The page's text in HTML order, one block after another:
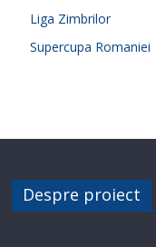
Liga Zimbrilor
Supercupa Romaniei
Despre proiect